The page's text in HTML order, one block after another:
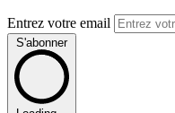
Entrez votre email
S'abonner